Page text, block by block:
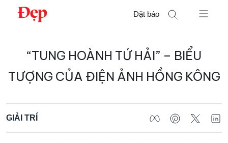
Chuyển
Đặt báo
kiếm“TUNG HOÀNH TỨ HẢI” – BIỂU
TƯỢNG CỦA ĐIỆN ẢNH HỒNG KÔNG
GIẢI TRÍ